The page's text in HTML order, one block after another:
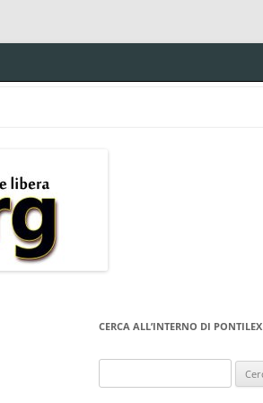
CERCA ALL’INTERNO DI PONTILEX
per: